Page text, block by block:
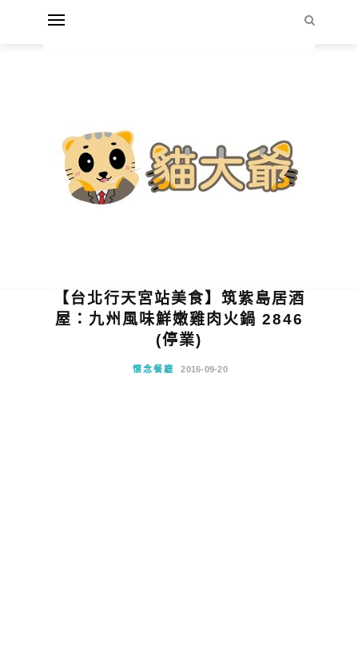
【台北行天宮站美食】筑紫島居酒
屋：九州風味鮮嫩雞肉火鍋 2846
(停業)
懷念餐廳 2016-09-20